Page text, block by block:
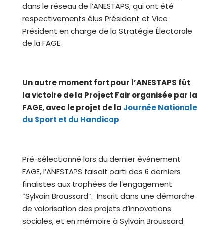
dans le réseau de l’ANESTAPS, qui ont été
respectivements élus Président et Vice
Président en charge de la Stratégie Électorale
de la FAGE.
Un autre moment fort pour l’ANESTAPS fût
la victoire de la Project Fair organisée par la
FAGE, avec le projet de la Journée Nationale
du Sport et du Handicap
Pré-sélectionné lors du dernier événement
FAGE, l’ANESTAPS faisait parti des 6 derniers
finalistes aux trophées de l’engagement
“Sylvain Broussard”. Inscrit dans une démarche
de valorisation des projets d’innovations
sociales, et en mémoire à Sylvain Broussard